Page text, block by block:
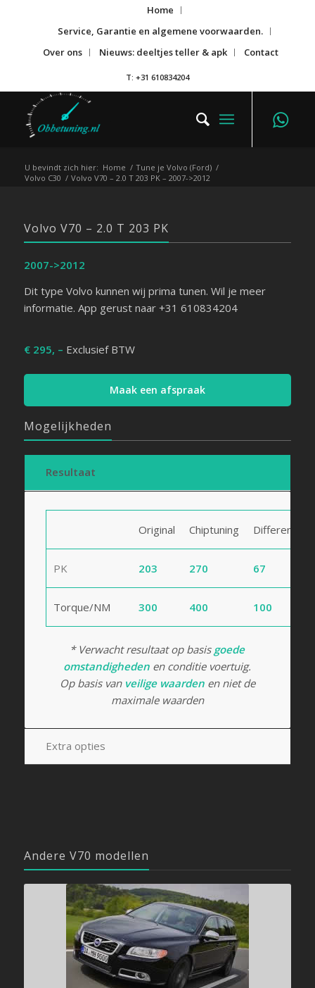
Home
Service, Garantie en algemene voorwaarden.
Over ons
Nieuws: deeltjes teller & apk Contact
T: +31 610834204
U bevindt zich hier: Home / Tune je Volvo (Ford) /
Volvo C30 / Volvo V70 – 2.0 T 203 PK – 2007->2012
Volvo V70 – 2.0 T 203 PK
2007->2012
Dit type Volvo kunnen wij prima tunen. Wil je meer
informatie. App gerust naar +31 610834204
€ 295, – Exclusief BTW
Maak een afspraak
Mogelijkheden
Resultaat
Original Chiptuning Difference
PK 203 270 67
Torque/NM 300 400 100
* Verwacht resultaat op basis goede
omstandigheden en conditie voertuig.
Op basis van veilige waardenen niet de
maximale waarden
Extra opties
Andere V70 modellen